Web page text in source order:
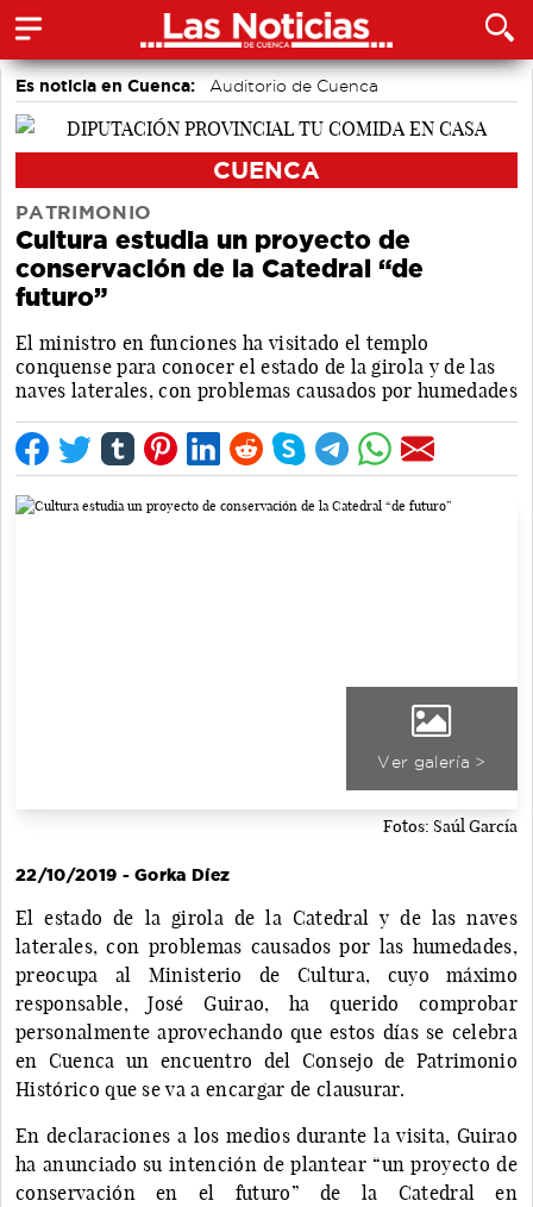
Es noticia en Cuenca: Auditorio de Cuenca
CUENCA
PATRIMONIO
Cultura estudia un proyecto de
conservación de la Catedral “de
futuro”
El ministro en funciones ha visitado el templo
conquense para conocer el estado de la girola y de las
naves laterales, con problemas causados por humedades
Ver galería >
Fotos: Saúl García
22/10/2019 - Gorka Díez
El estado de la girola de la Catedral y de las naves
laterales, con problemas causados por las humedades,
preocupa al Ministerio de Cultura, cuyo máximo
responsable, José Guirao, ha querido comprobar
personalmente aprovechando que estos días se celebra
en Cuenca un encuentro del Consejo de Patrimonio
Histórico que se va a encargar de clausurar.
En declaraciones a los medios durante la visita, Guirao
ha anunciado su intención de plantear “un proyecto de
conservación en el futuro” de la Catedral en